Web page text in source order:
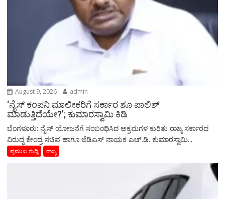
August 9, 2026 admin
‘ನೈಸ್ ಕಂಪನಿ ಮಾಲೀಕರಿಗೆ ಸರ್ಕಾರ ಶೂ ಪಾಲಿಶ್
ಮಾಡುತ್ತಿದೆಯೇ?’; ಕುಮಾರಸ್ವಾಮಿ ಕಿಡಿ
ಬೆಂಗಳೂರು: ನೈಸ್ ಯೋಜನೆಗೆ ಸಂಬಂಧಿಸಿದ ಅಕ್ರಮಗಳ ಕುರಿತು ರಾಜ್ಯ ಸರ್ಕಾರದ
ವಿರುದ್ಧ ಕೇಂದ್ರ ಸಚಿವ ಹಾಗೂ ಜೆಡಿಎಸ್ ನಾಯಕ ಎಚ್.ಡಿ. ಕುಮಾರಸ್ವಾಮಿ...
ಪ್ರಮುಖ ಸುದ್ದಿ ರಾಜ್ಯ